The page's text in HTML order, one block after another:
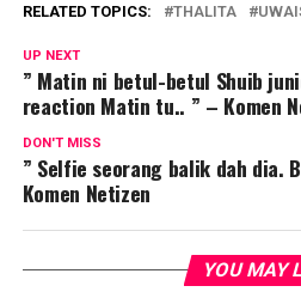
RELATED TOPICS: THALITA
UP NEXT
” Matin ni betul-betul Shuib
reaction Matin tu.. ” – Komen
DON'T MISS
” Selfie seorang balik dah dia.
Komen Netizen
YOU MAY